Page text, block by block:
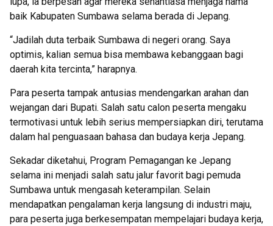
baik Kabupaten Sumbawa selama berada di Jepang.
“Jadilah duta terbaik Sumbawa di negeri orang. Saya
optimis, kalian semua bisa membawa kebanggaan bagi
daerah kita tercinta,” harapnya.
Para peserta tampak antusias mendengarkan arahan dan
wejangan dari Bupati. Salah satu calon peserta mengaku
termotivasi untuk lebih serius mempersiapkan diri, terutama
dalam hal penguasaan bahasa dan budaya kerja Jepang.
Sekadar diketahui, Program Pemagangan ke Jepang
selama ini menjadi salah satu jalur favorit bagi pemuda
Sumbawa untuk mengasah keterampilan. Selain
mendapatkan pengalaman kerja langsung di industri maju,
para peserta juga berkesempatan mempelajari budaya kerja,